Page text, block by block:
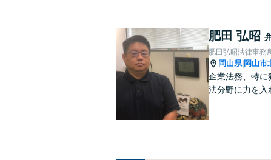
肥田 弘昭
肥田弘昭法律事務
岡山県| 岡山市
企業法務、特に
法分野に力を入